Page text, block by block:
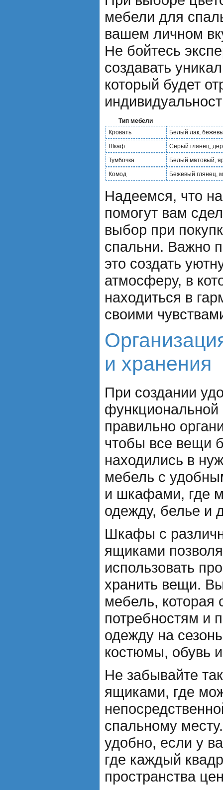
мебели для
вашем личном
Не бойтесь
создавать
который будет
Тип мебели
Кровать
Белый лак,
Шкаф
Серый глянец,
Тумбочка
Белый матовый,
Комод
Бежевый глянец,
Надеемся, что
помогут вам
выбор при
спальни. Важно
это создать
атмосферу, в
находиться в
своими
и хранения
При создании
правильно
чтобы все вещи
находились в
мебель с
и шкафами, где
одежду, белье и
Шкафы с
ящиками
использовать
хранить вещи.
мебель, которая
потребностям и
одежду на
костюмы, обувь
Не забывайте
ящиками, где
спальному
удобно, если у
где каждый
пространства